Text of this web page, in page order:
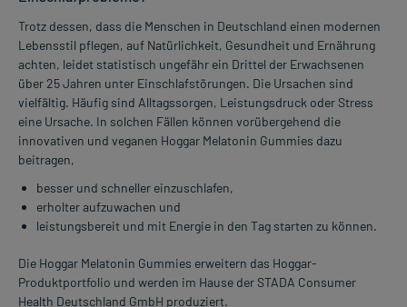
Trotz dessen, dass die Menschen in Deutschland einen modernen
Lebensstil pflegen, auf Natürlichkeit, Gesundheit und Ernährung
achten, leidet statistisch ungefähr ein Drittel der Erwachsenen
über 25 Jahren unter Einschlafstörungen. Die Ursachen sind
vielfältig. Häufig sind Alltagssorgen, Leistungsdruck oder Stress
eine Ursache. In solchen Fällen können vorübergehend die
innovativen und veganen Hoggar Melatonin Gummies dazu
beitragen,
besser und schneller einzuschlafen,
erholter aufzuwachen und
leistungsbereit und mit Energie in den Tag starten zu können.
Die Hoggar Melatonin Gummies erweitern das Hoggar-
Produktportfolio und werden im Hause der STADA Consumer
Health Deutschland GmbH produziert.